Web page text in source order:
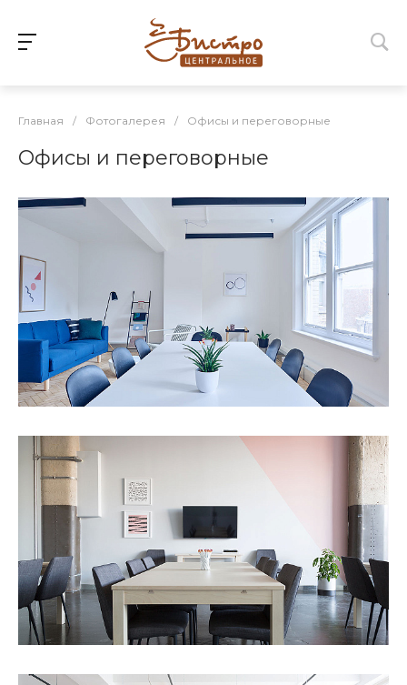
Главная / Фотогалерея / Офисы и переговорные
Офисы и переговорные